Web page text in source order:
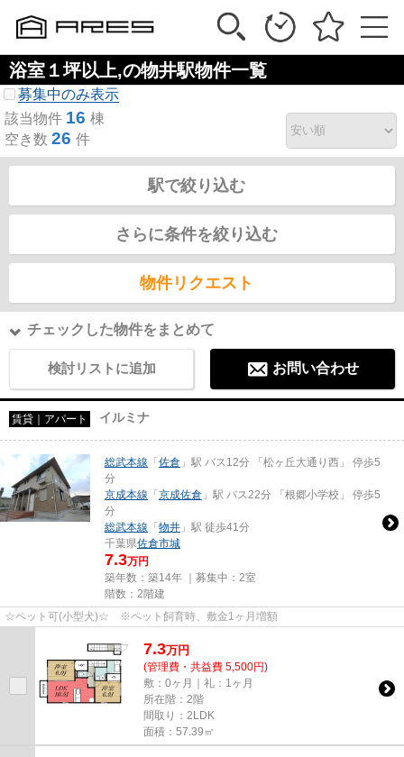
浴室１坪以上,の物井駅物件一覧
募集中のみ表示
該当物件 16 棟
空き数 26 件
駅で絞り込む
さらに条件を絞り込む
物件リクエスト
チェックした物件をまとめて
検討リストに追加 お問い合わせ
賃貸｜アパート イルミナ
総武本線 「佐倉 」駅 バス12分 「松ヶ丘大通り西」 停歩5
分
京成本線 「京成佐倉 」駅 バス22分 「根郷小学校」 停歩5
分
総武本線 「物井 」駅 徒歩41分
千葉県佐倉市城
7.3万円
築年数：築14年 ｜募集中： 2室
階数：2階建
☆ペット可(小型犬)☆ ※ペット飼育時、敷金1ヶ月増額
7.3万円
(管理費・共益費 5,500円)
敷：0ヶ月｜礼：1ヶ月
所在階：2階
間取り：2LDK
面積：57.39㎡